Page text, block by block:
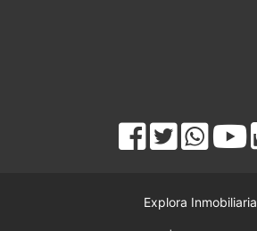
Explora Inmobiliaria